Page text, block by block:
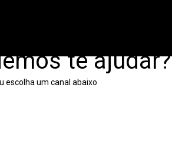
te ajudar?
escolha um canal abaixo